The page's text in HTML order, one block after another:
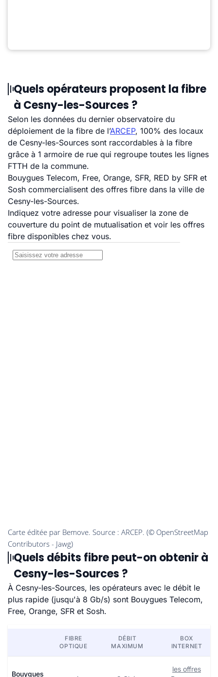
Quels opérateurs proposent la fibre
à Cesny-les-Sources ?
Selon les données du dernier observatoire du
déploiement de la fibre de l’ARCEP, 100% des locaux
de Cesny-les-Sources sont raccordables à la fibre
grâce à 1 armoire de rue qui regroupe toutes les lignes
FTTH de la commune.
Bouygues Telecom, Free, Orange, SFR, RED by SFR et
Sosh commercialisent des offres fibre dans la ville de
Cesny-les-Sources.
Indiquez votre adresse pour visualiser la zone de
couverture du point de mutualisation et voir les offres
fibre disponibles chez vous.
Quels débits fibre peut-on obtenir à
Cesny-les-Sources ?
À Cesny-les-Sources, les opérateurs avec le débit le
plus rapide (jusqu'à 8 Gb/s) sont Bouygues Telecom,
Free, Orange, SFR et Sosh.
FIBRE
OPTIQUE
DÉBIT
MAXIMUM
BOX
INTERNET
Bouygues
les offres